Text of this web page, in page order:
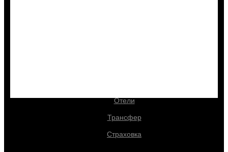
Отели
Трансфер
Страховка